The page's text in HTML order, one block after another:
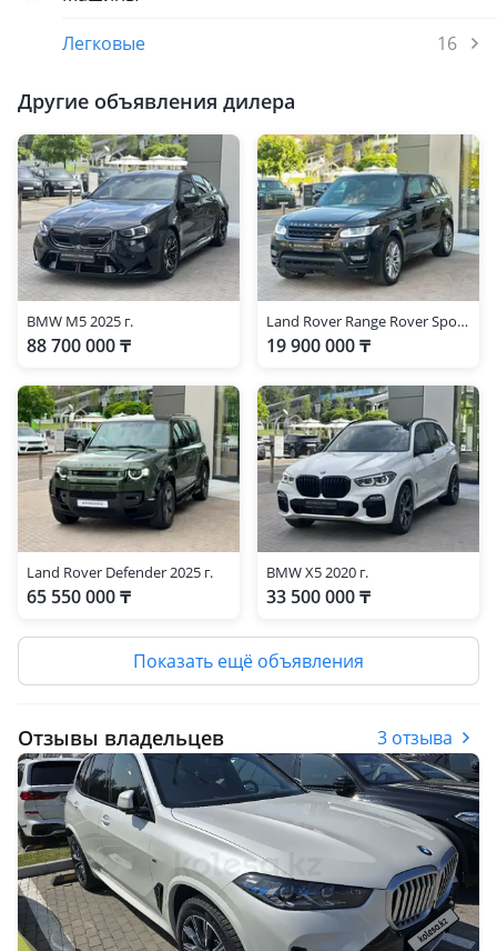
Легковые
16
Другие объявления дилера
BMW M5 2025 г.
88 700 000 ₸
Land Rover Range Rover Sport 2016 г.
19 900 000 ₸
Land Rover Defender 2025 г.
65 550 000 ₸
BMW X5 2020 г.
33 500 000 ₸
Показать ещё объявления
Отзывы владельцев 3 отзыва